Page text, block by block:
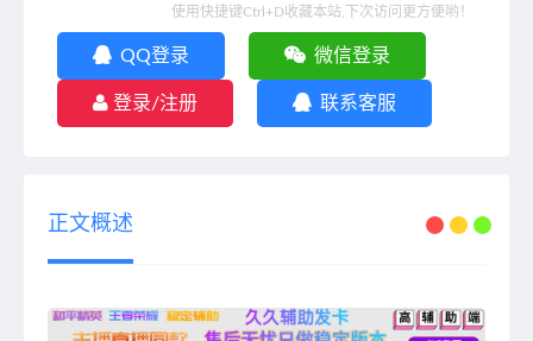
使用快捷键Ctrl+D收藏本站,下次访问更方便哟！
QQ登录 微信登录
登录/注册 联系客服
正文概述